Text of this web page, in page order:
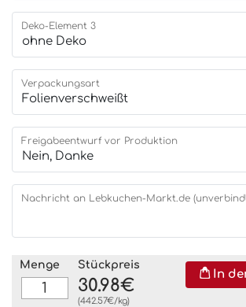
Deko-Element 3
Verpackungsart
Freigabeentwurf vor Produktion
Nachricht an Lebkuchen-Markt.de
Menge Stückpreis
30.98€
(442.57€/kg)
In